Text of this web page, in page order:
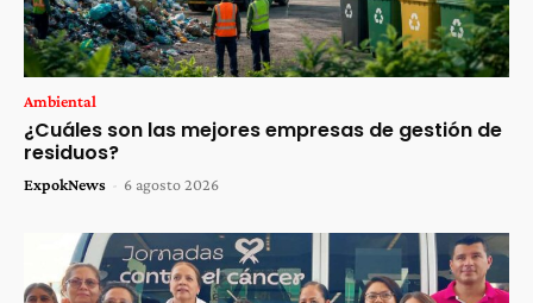
Ambiental
¿Cuáles son las mejores empresas de gestión de
residuos?
ExpokNews - 6 agosto 2026